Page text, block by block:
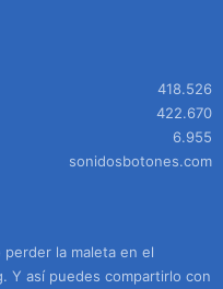
418.526
422.670
6.955
sonidosbotones.com
perder la maleta en el
Y así puedes compartirlo con